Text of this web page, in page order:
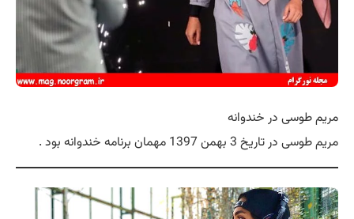
مریم طوسی در خندوانه
مریم طوسی در تاریخ 3 بهمن 1397 مهمان برنامه خندوانه بود .